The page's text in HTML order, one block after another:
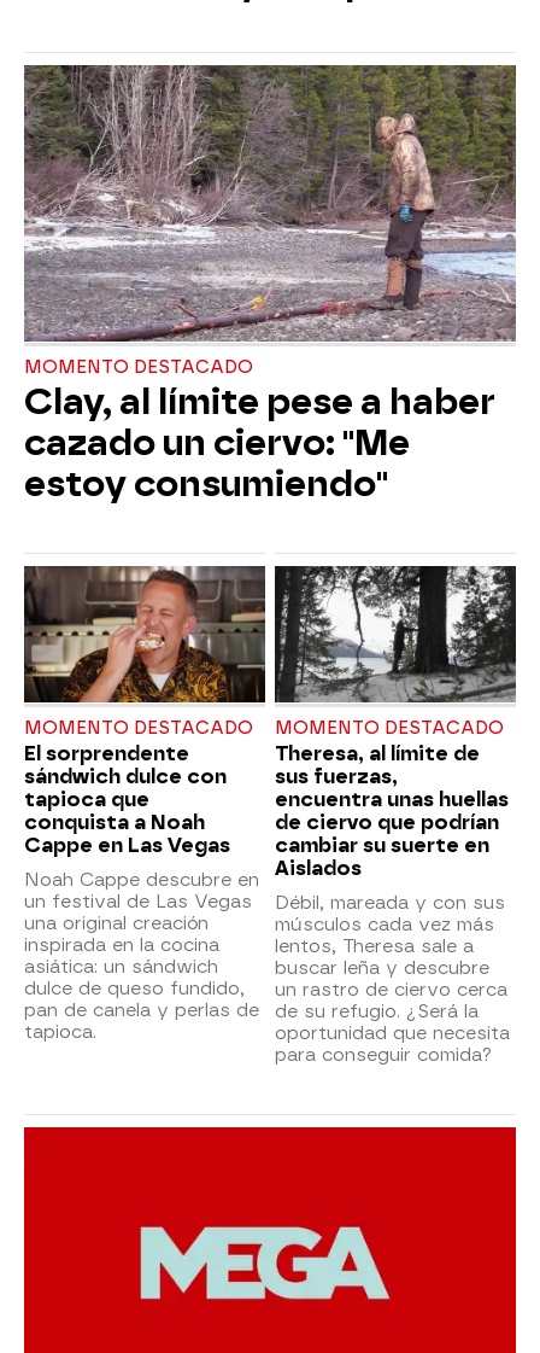
MOMENTO DESTACADO
Clay, al límite pese a haber
cazado un ciervo: "Me
estoy consumiendo"
MOMENTO DESTACADO
El sorprendente
sándwich dulce con
tapioca que
conquista a Noah
Cappe en Las Vegas
Noah Cappe descubre en
un festival de Las Vegas
una original creación
inspirada en la cocina
asiática: un sándwich
dulce de queso fundido,
pan de canela y perlas de
tapioca.
MOMENTO DESTACADO
Theresa, al límite de
sus fuerzas,
encuentra unas huellas
de ciervo que podrían
cambiar su suerte en
Aislados
Débil, mareada y con sus
músculos cada vez más
lentos, Theresa sale a
buscar leña y descubre
un rastro de ciervo cerca
de su refugio. ¿Será la
oportunidad que necesita
para conseguir comida?